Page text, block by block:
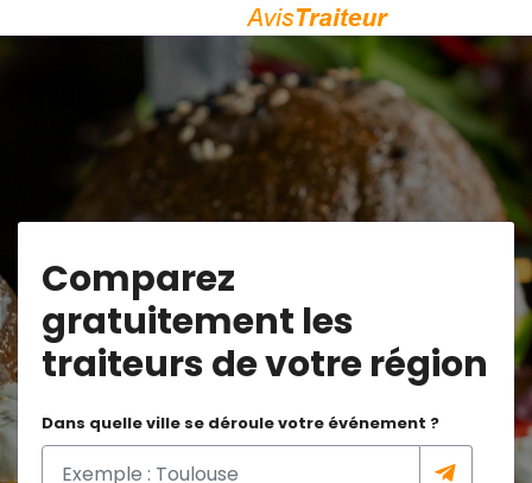
Comparez
gratuitement les
traiteurs de votre région
Dans quelle ville se déroule votre événement ?